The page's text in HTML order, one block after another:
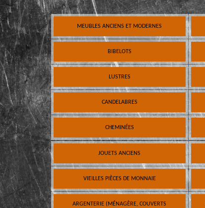
MEUBLES ANCIENS ET MODERNES
BIBELOTS
LUSTRES
CANDELABRES
CHEMINÉES
JOUETS ANCIENS
VIEILLES PIÈCES DE MONNAIE
ARGENTERIE (MÉNAGÈRE, COUVERTS